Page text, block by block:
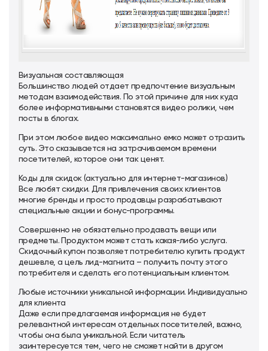
Визуальная составляющая
Большинство людей отдает предпочтение визуальным
методам взаимодействия. По этой причине для них куда
более информативными становятся видео ролики, чем
посты в блогах.
При этом любое видео максимально емко может отразить
суть. Это сказывается на затрачиваемом времени
посетителей, которое они так ценят.
Коды для скидок (актуально для интернет-магазинов)
Все любят скидки. Для привлечения своих клиентов
многие бренды и просто продавцы разрабатывают
специальные акции и бонус-программы.
Совершенно не обязательно продавать вещи или
предметы. Продуктом может стать какая-либо услуга.
Скидочный купон позволяет потребителю купить продукт
дешевле, а цель лид-магнита – получить почту этого
потребителя и сделать его потенциальным клиентом.
Любые источники уникальной информации. Индивидуально
для клиента
Даже если предлагаемая информация не будет
релевантной интересам отдельных посетителей, важно,
чтобы она была уникальной. Если читатель
заинтересуется тем, чего не сможет найти в другом